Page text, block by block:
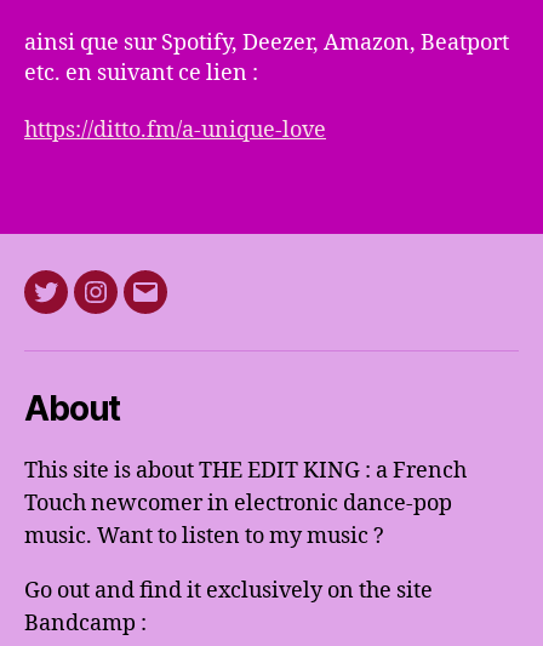
ainsi que sur Spotify, Deezer, Amazon, Beatport
etc. en suivant ce lien :
https://ditto.fm/a-unique-love
TwitterInstagram
E-
About
This site is about THE EDIT KING : a French
Touch newcomer in electronic dance-pop
music. Want to listen to my music ?
Go out and find it exclusively on the site
Bandcamp :